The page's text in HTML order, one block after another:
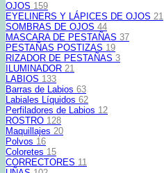
OJOS 159
EYELINERS Y LÁPICES DE OJOS 21
SOMBRAS DE OJOS 44
MASCARA DE PESTAÑAS 37
PESTAÑAS POSTIZAS 19
RIZADOR DE PESTAÑAS 3
ILUMINADOR 21
LABIOS 133
Barras de Labios 63
Labiales Líquidos 62
Perfiladores de Labios 12
ROSTRO 128
Maquillajes 20
Polvos 16
Coloretes 15
CORRECTORES 11